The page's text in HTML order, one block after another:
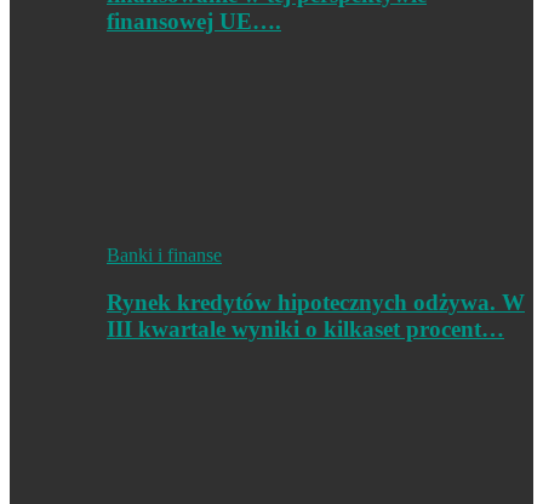
finansowej UE….
Banki i finanse
Rynek kredytów hipotecznych odżywa. W
III kwartale wyniki o kilkaset procent…